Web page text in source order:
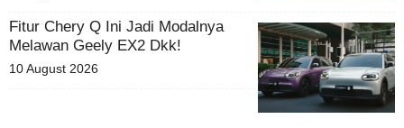
Fitur Chery Q Ini Jadi Modalnya
Melawan Geely EX2 Dkk!
10 August 2026